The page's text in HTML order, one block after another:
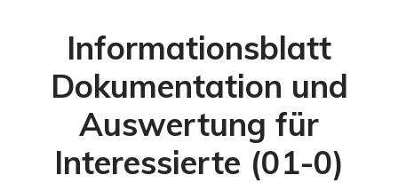
Informationsblatt
Dokumentation und
Auswertung für
Interessierte (01-0)